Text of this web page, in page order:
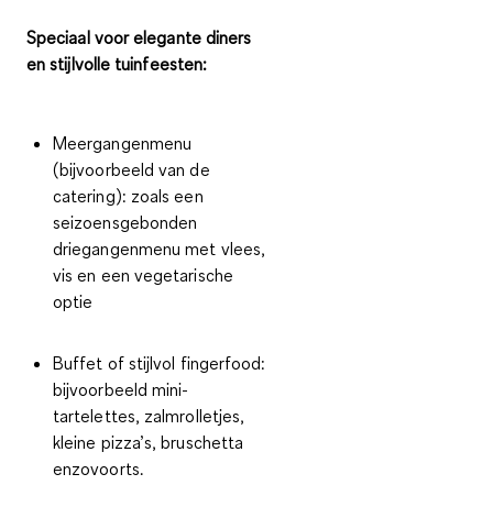
Speciaal voor elegante diners
en stijlvolle tuinfeesten:
Meergangenmenu
(bijvoorbeeld van de
catering): zoals een
seizoensgebonden
driegangenmenu met vlees,
vis en een vegetarische
optie
Buffet of stijlvol fingerfood:
bijvoorbeeld mini-
tartelettes, zalmrolletjes,
kleine pizza’s, bruschetta
enzovoorts.